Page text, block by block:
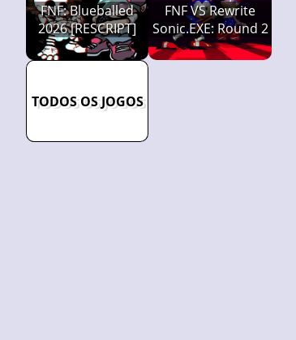
FNF: Blueballed
2026 [RESCRIPT]
FNF VS Rewrite
Sonic.EXE: Round 2
TODOS OS JOGOS